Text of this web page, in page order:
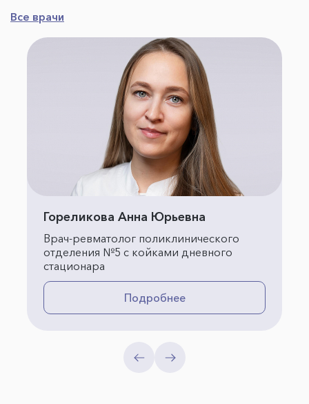
Все врачи
Гореликова Анна Юрьевна
Врач-ревматолог поликлинического
отделения №5 с койками дневного
стационара
Подробнее